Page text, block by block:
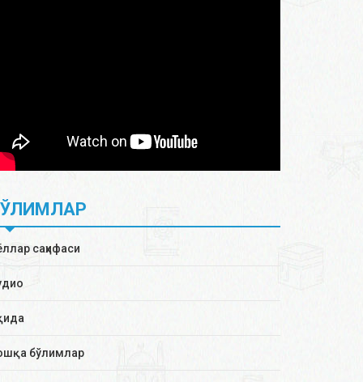
саҳифаси
бўлимлар